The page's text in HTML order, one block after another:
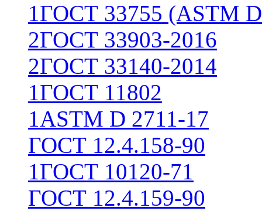
1ГОСТ 33755 (ASTM
2ГОСТ 33903-2016
2ГОСТ 33140-2014
1ГОСТ 11802
1ASTM D 2711-17
ГОСТ 12.4.158-90
1ГОСТ 10120-71
ГОСТ 12.4.159-90